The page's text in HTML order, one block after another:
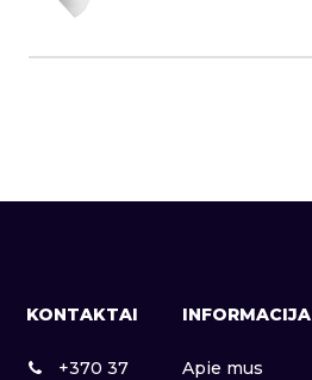
KONTAKTAI
+370 37
INFORMACIJA
Apie mus